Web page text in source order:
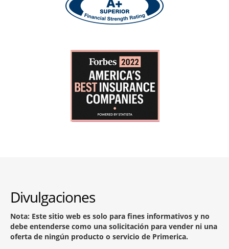
Divulgaciones
Nota: Este sitio web es solo para fines informativos y no
debe entenderse como una solicitación para vender ni una
oferta de ningún producto o servicio de Primerica.